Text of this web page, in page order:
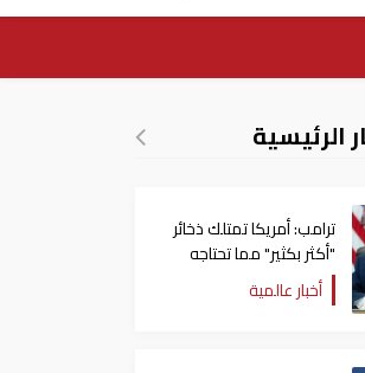
الرئيسية
ترامب: أمريكا تمتلك ذخائر
"أكثر بكثير" مما تحتاجه
أخبار عالمية